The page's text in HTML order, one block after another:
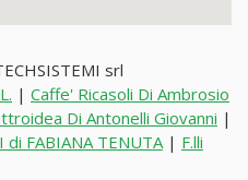
srl
| Caffe' Ricasoli Di Ambrosio
Di Antonelli Giovanni |
di FABIANA TENUTA| F.lli